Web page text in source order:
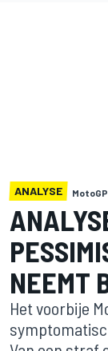
ANALYSE MotoGP
NEEMT
Het voorbije